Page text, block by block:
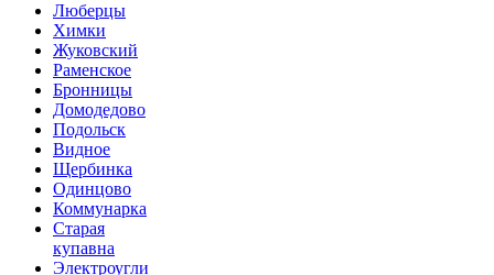
Люберцы
Химки
Жуковский
Раменское
Бронницы
Домодедово
Подольск
Видное
Щербинка
Одинцово
Коммунарка
Старая
купавна
Электроугли